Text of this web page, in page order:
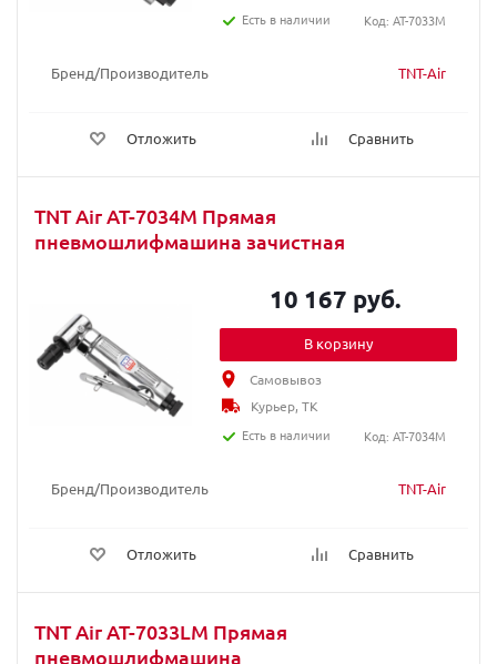
Бренд/Производитель TNT-Air
Отложить Сравнить
Есть в наличии
Код: AT-7033M
TNT Air AT-7034M Прямая
пневмошлифмашина зачистная
Бренд/Производитель TNT-Air
Отложить Сравнить
10 167 руб.
В корзину
Самовывоз
Курьер, ТК
Есть в наличии
Код: AT-7034M
TNT Air AT-7033LM Прямая
пневмошлифмашина